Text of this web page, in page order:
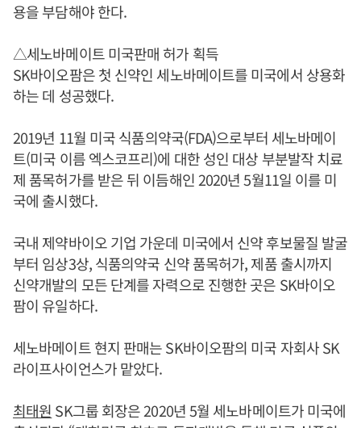
용을 부담해야 한다.
△세노바메이트 미국판매 허가 획득
SK바이오팜은 첫 신약인 세노바메이트를 미국에서 상용화
하는 데 성공했다.
2019년 11월 미국 식품의약국(FDA)으로부터 세노바메이
트(미국 이름 엑스코프리)에 대한 성인 대상 부분발작 치료
제 품목허가를 받은 뒤 이듬해인 2020년 5월11일 이를 미
국에 출시했다.
국내 제약바이오 기업 가운데 미국에서 신약 후보물질 발굴
부터 임상3상, 식품의약국 신약 품목허가, 제품 출시까지
신약개발의 모든 단계를 자력으로 진행한 곳은 SK바이오
팜이 유일하다.
세노바메이트 현지 판매는 SK바이오팜의 미국 자회사 SK
라이프사이언스가 맡았다.
최태원 SK그룹 회장은 2020년 5월 세노바메이트가 미국에